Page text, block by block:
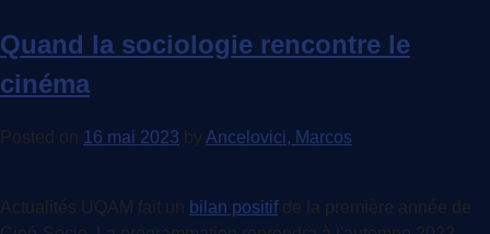
Quand la sociologie rencontre le
cinéma
Posted on 16 mai 2023 by Ancelovici, Marcos
Actualités UQAM fait un bilan positifde la première année de